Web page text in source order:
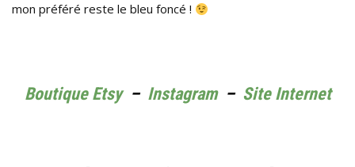
mon préféré reste le bleu foncé !
Boutique Etsy– Instagram– Site Internet